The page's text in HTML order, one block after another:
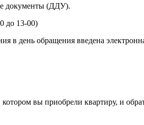
документы (ДДУ).
до 13-00)
в день обращения введена
вы приобрели квартиру, и